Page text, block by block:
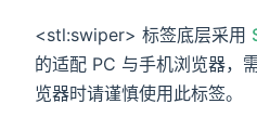
<stl:swiper> 标签底层采用
的适配 PC 与手机浏览器，
览器时请谨慎使用此标签。